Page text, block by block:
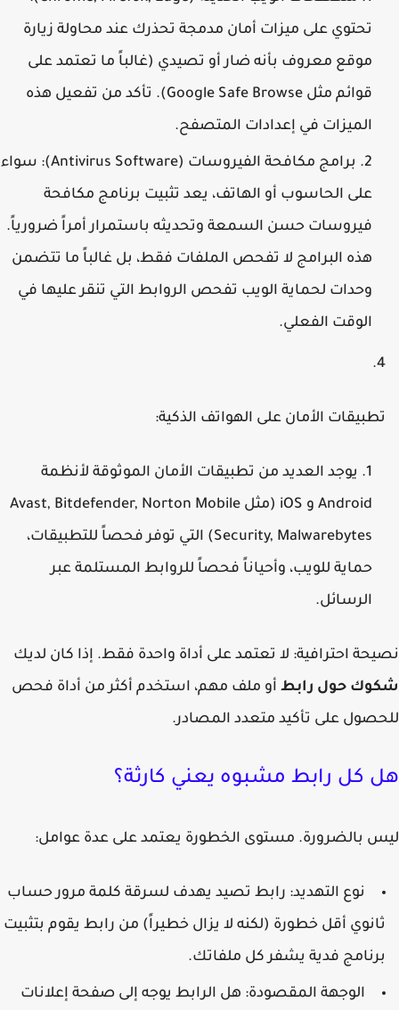
تحتوي على ميزات أمان مدمجة تحذرك عند محاولة زيارة
موقع معروف بأنه ضار أو تصيدي (غالباً ما تعتمد على
قوائم مثل Google Safe Browse). تأكد من تفعيل هذه
الميزات في إعدادات المتصفح.
برامج مكافحة الفيروسات (Antivirus Software):
سواء
على الحاسوب أو الهاتف، يعد تثبيت برنامج مكافحة
فيروسات حسن السمعة وتحديثه باستمرار أمراً ضرورياً.
هذه البرامج لا تفحص الملفات فقط، بل غالباً ما تتضمن
وحدات لحماية الويب تفحص الروابط التي تنقر عليها في
الوقت الفعلي.
الأمان على الهواتف الذكية:
يوجد العديد من تطبيقات الأمان الموثوقة لأنظمة
Android و iOS (مثل Avast, Bitdefender, Norton Mobile
Security, Malwarebytes) التي توفر فحصاً للتطبيقات،
حماية للويب، وأحياناً فحصاً للروابط المستلمة عبر
الرسائل.
احترافية:لا تعتمد على أداة واحدة فقط. إذا كان لديك
حول رابطأو ملف مهم، استخدم أكثر من أداة فحص
على تأكيد متعدد المصادر.
كل رابط مشبوه يعني كارثة؟
بالضرورة. مستوى الخطورة يعتمد على عدة عوامل:
نوع التهديد:رابط تصيد يهدف لسرقة كلمة مرور حساب
أقل خطورة (لكنه لا يزال خطيراً) من رابط يقوم بتثبيت
فدية يشفر كل ملفاتك.
الوجهة المقصودة:هل الرابط يوجه إلى صفحة إعلانات